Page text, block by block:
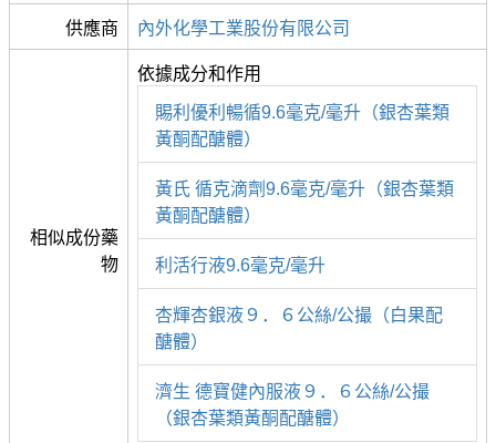
供應商 內外化學工業股份有限公司
相似成份藥
物
依據成分和作用
賜利優利暢循9.6毫克/毫升（銀杏葉類
黃酮配醣體）
黃氏 循克滴劑9.6毫克/毫升（銀杏葉類
黃酮配醣體）
利活行液9.6毫克/毫升
杏輝杏銀液９．６公絲/公撮（白果配
醣體）
濟生 德寶健內服液９．６公絲/公撮
（銀杏葉類黃酮配醣體）